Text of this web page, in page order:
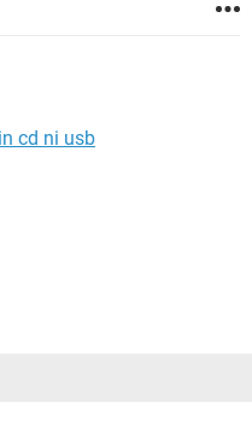
que no tiene cmd debe
jmgp91@
cd ni usb